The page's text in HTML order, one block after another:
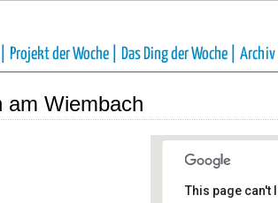
Projekt der Woche | Das Ding der Woche | Archiv |
am Wiembach
This page can't